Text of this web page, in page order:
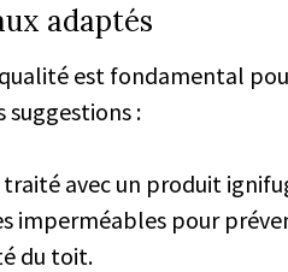
adaptés
est fondamental
suggestions :
avec un produit
imperméables pour
du toit.